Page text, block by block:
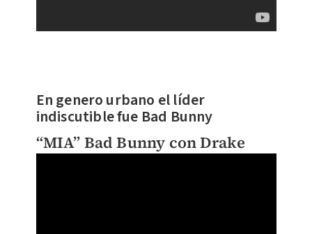
En genero urbano el líder
indiscutible fue Bad Bunny
“MIA” Bad Bunny con Drake